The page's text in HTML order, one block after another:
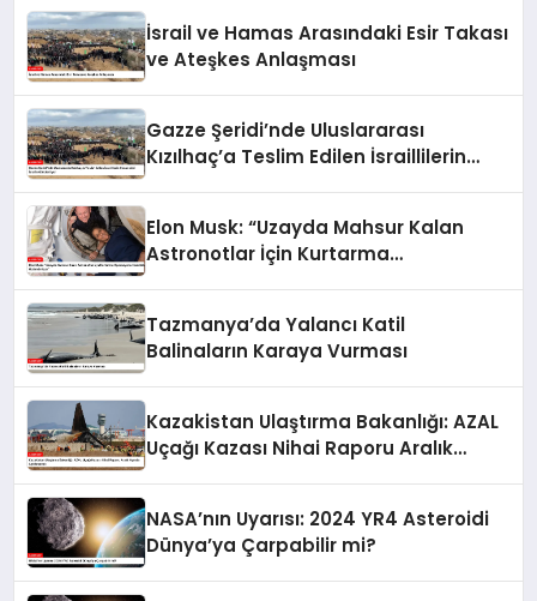
İsrail ve Hamas Arasındaki Esir Takası
ve Ateşkes Anlaşması
Gazze Şeridi’nde Uluslararası
Kızılhaç’a Teslim Edilen İsraillilerin
Elon Musk: “Uzayda Mahsur Kalan
Astronotlar İçin Kurtarma
Tazmanya’da Yalancı Katil
Balinaların Karaya Vurması
Kazakistan Ulaştırma Bakanlığı: AZAL
Uçağı Kazası Nihai Raporu Aralık
NASA’nın Uyarısı: 2024 YR4 Asteroidi
Dünya’ya Çarpabilir mi?